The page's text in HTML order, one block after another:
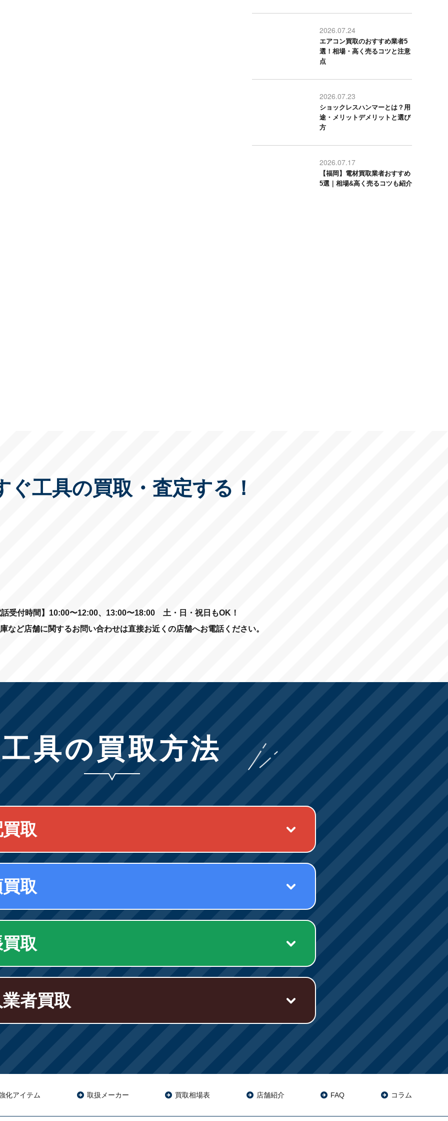
2026.07.24
エアコン買取のおすすめ業者5
選！相場・高く売るコツと注意
点
2026.07.23
ショックレスハンマーとは？用
途・メリットデメリットと選び
方
2026.07.17
【福岡】電材買取業者おすすめ
5選｜相場&高く売るコツも紹介
ぐ工具の買取・査定する！
受付時間】10:00〜12:00、13:00〜18:00 土・日・祝日もOK！
など店舗に関するお問い合わせは直接お近くの店舗へお電話ください。
工具の買取方法
取
取
取
者買取
化アイテム 取扱メーカー 買取相場表 店舗紹介 FAQ コラム